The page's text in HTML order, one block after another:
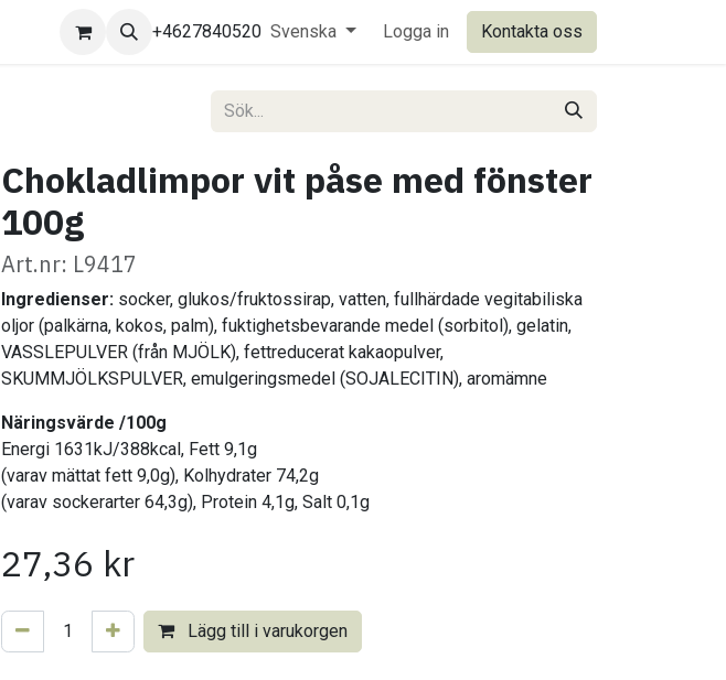
+4627840520 Svenska Logga in Kontakta oss
Chokladlimpor vit påse med fönster
100g
Art.nr: L9417
Ingredienser: socker, glukos/fruktossirap, vatten, fullhärdade vegitabiliska
oljor (palkärna, kokos, palm), fuktighetsbevarande medel (sorbitol), gelatin,
VASSLEPULVER (från MJÖLK), fettreducerat kakaopulver,
SKUMMJÖLKSPULVER, emulgeringsmedel (SOJALECITIN), aromämne
Näringsvärde /100g
Energi 1631kJ/388kcal, Fett 9,1g
(varav mättat fett 9,0g), Kolhydrater 74,2g
(varav sockerarter 64,3g), Protein 4,1g, Salt 0,1g
27,36 kr
Lägg till i varukorgen